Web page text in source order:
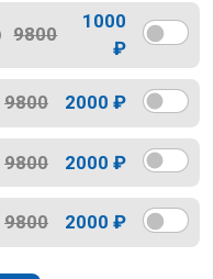
9800
1000
₽
9800 2000 ₽
9800 2000 ₽
9800 2000 ₽